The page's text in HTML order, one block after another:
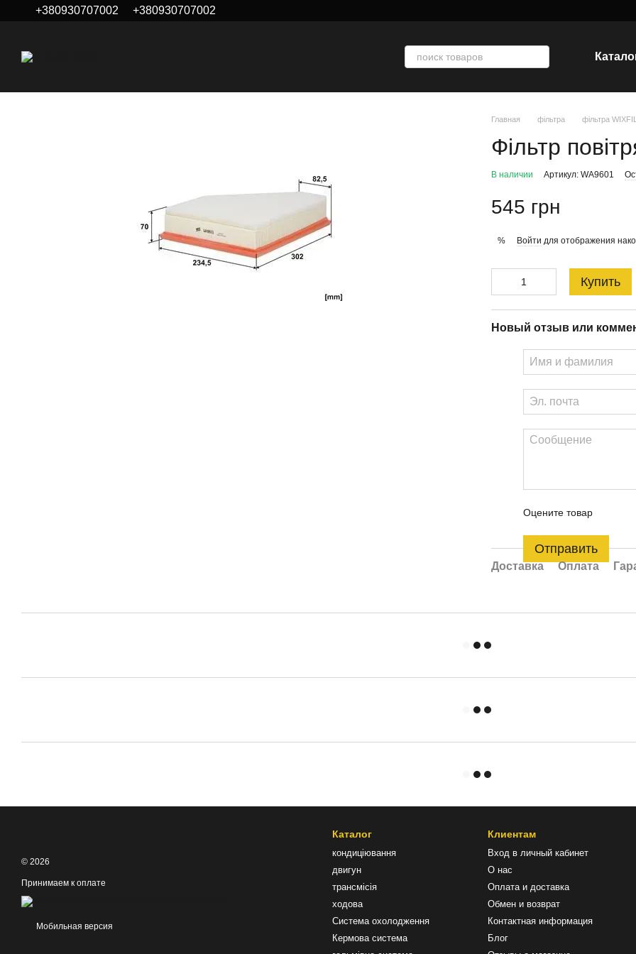
Перейти к основному контенту
+380930707002 +380930707002
Главная фільтра фільтра
Фільтр
В наличии Артикул: WA9601
545 грн
% Войти для отображения
Купить
Новый отзыв или
Оцените товар
Отправить
Доставка Оплата
© 2026
Принимаем к оплате
Мобильная версия
Каталог
кондиціювання
двигун
трансмісія
ходова
Система охолодження
Кермова система
Клиентам
Вход в личный кабинет
О нас
Оплата и доставка
Обмен и возврат
Контактная информация
Блог